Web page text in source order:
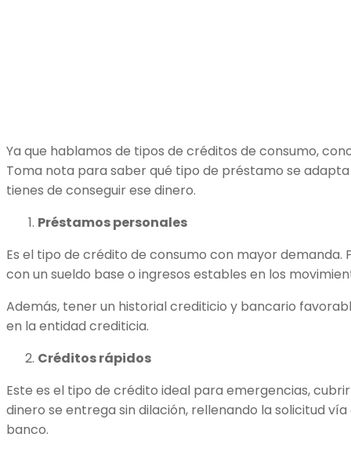
Ya que hablamos de tipos de créditos de consumo,
Toma nota para saber qué tipo de préstamo se
tienes de conseguir ese dinero.
Préstamos personales
Es el tipo de crédito de consumo con mayor
con un sueldo base o ingresos estables en los
Además, tener un historial crediticio y bancario
en la entidad crediticia.
Créditos rápidos
Este es el tipo de crédito ideal para emergencias,
dinero se entrega sin dilación, rellenando la solicitud
banco.